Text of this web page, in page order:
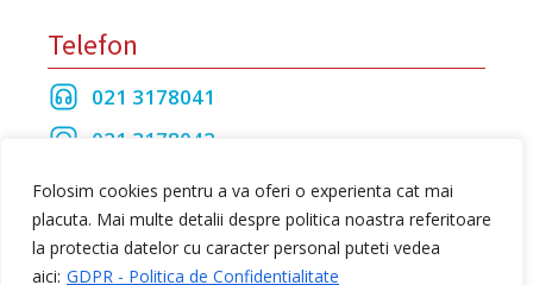
Folosim cookies pentru a va oferi o experienta cat mai
placuta. Mai multe detalii despre politica noastra referitoare
la protectia datelor cu caracter personal puteti vedea
aici: GDPR - Politica de Confidentialitate
Telefon
021 3178041
021 3178042
021 3175208
Toate drepturile rezervate Baza Tehnica Alfa S.R.L